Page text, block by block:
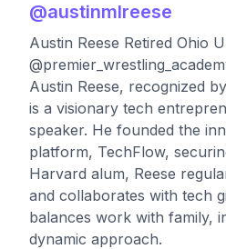
@austinmlreese
Austin Reese Retired Ohio
Austin Reese, recognized
is a visionary tech
speaker. He founded the
platform, TechFlow,
Harvard alum, Reese
and collaborates with tech
balances work with family,
dynamic approach.